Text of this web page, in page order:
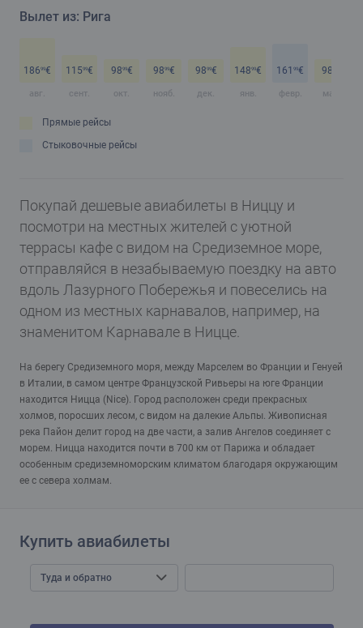
Вылет из: Рига
18699€
авг.
11599€
сент.
9899€
окт.
9899€
нояб.
9899€
дек.
14899€
янв.
161 99€
февр.
98
март
Прямые рейсы
Стыковочные рейсы
Покупай дешевые авиабилеты в Ниццу и
посмотри на местных жителей с уютной
террасы кафе с видом на Средиземное море,
отправляйся в незабываемую поездку на авто
вдоль Лазурного Побережья и повеселись на
одном из местных карнавалов, например, на
знаменитом Карнавале в Ницце.
На берегу Средиземного моря, между Марселем во Франции и Генуей
в Италии, в самом центре Французской Ривьеры на юге Франции
находится Ницца (Nice). Город расположен среди прекрасных
холмов, поросших лесом, с видом на далекие Альпы. Живописная
река Пайон делит город на две части, а залив Ангелов соединяет с
морем. Ницца находится почти в 700 км от Парижа и обладает
особенным средиземноморским климатом благодаря окружающим
ее с севера холмам.
Купить авиабилеты
Туда и обратно